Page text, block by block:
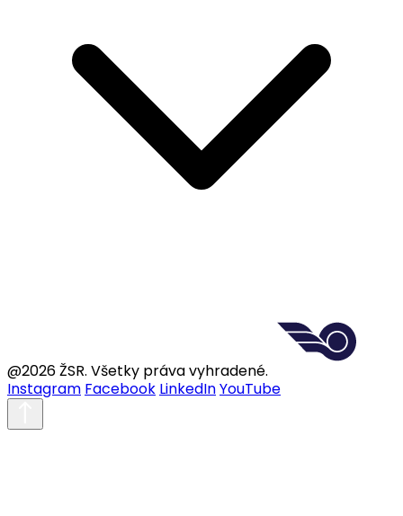
@2026 ŽSR. Všetky práva vyhradené.
Instagram Facebook LinkedInYouTube